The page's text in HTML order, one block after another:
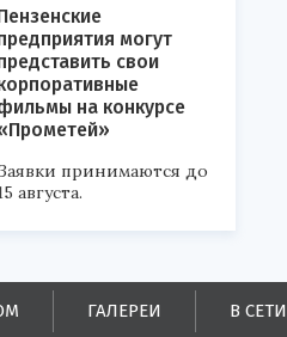
могут
свои
на конкурсе
принимаются до
августа.
ГАЛЕРЕИ В СЕТИ